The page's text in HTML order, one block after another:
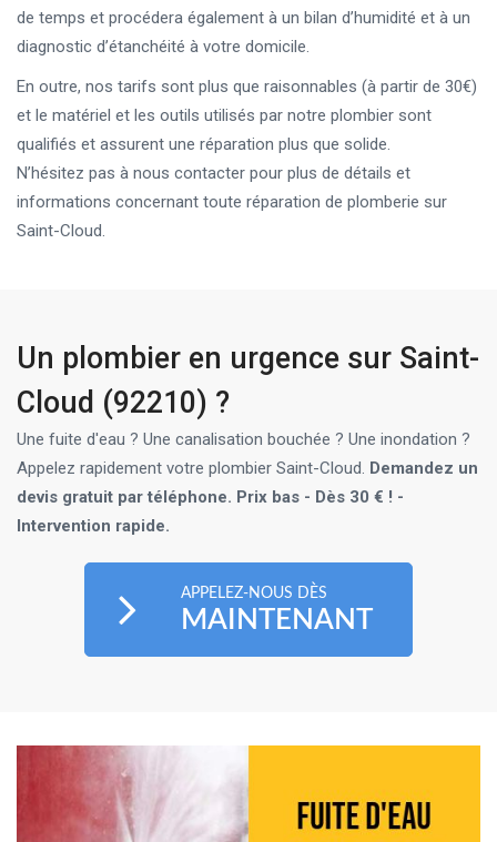
de temps et procédera également à un bilan d’humidité et à un
diagnostic d’étanchéité à votre domicile.
En outre, nos tarifs sont plus que raisonnables (à partir de 30€)
et le matériel et les outils utilisés par notre plombier sont
qualifiés et assurent une réparation plus que solide.
N’hésitez pas à nous contacter pour plus de détails et
informations concernant toute réparation de plomberie sur
Saint-Cloud.
Un plombier en urgence sur Saint-
Cloud (92210) ?
Une fuite d'eau ? Une canalisation bouchée ? Une inondation ?
Appelez rapidement votre plombier Saint-Cloud. Demandez un
devis gratuit par téléphone. Prix bas - Dès 30 € ! -
Intervention rapide.
APPELEZ-NOUS DÈS
MAINTENANT